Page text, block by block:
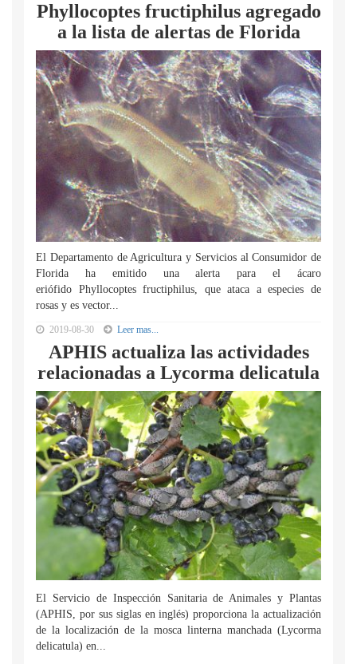
Phyllocoptes fructiphilus agregado
a la lista de alertas de Florida
El Departamento de Agricultura y Servicios al Consumidor de
Florida ha emitido una alerta para el ácaro
eriófido Phyllocoptes fructiphilus, que ataca a especies de
rosas y es vector...
2019-08-30 Leer mas...
APHIS actualiza las actividades
relacionadas a Lycorma delicatula
El Servicio de Inspección Sanitaria de Animales y Plantas
(APHIS, por sus siglas en inglés) proporciona la actualización
de la localización de la mosca linterna manchada (Lycorma
delicatula) en...